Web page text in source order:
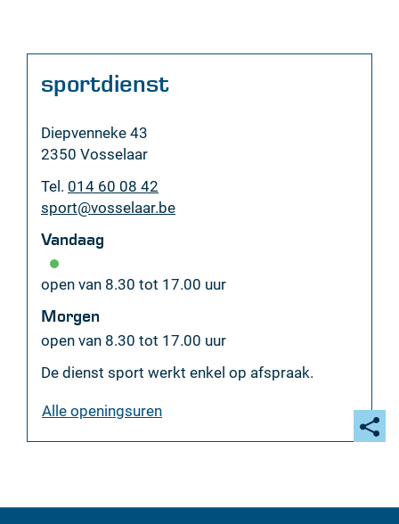
Contact
sportdienst
Adres
Diepvenneke 43
,2350 Vosselaar
Tel. 014 60 08 42
E-
sport@vosselaar.be
Vandaag
open van 8.30 tot 17.00 uur
Morgen
open van 8.30 tot 17.00 uur
De dienst sport werkt enkel op afspraak.
Alle openingsurensportdienst